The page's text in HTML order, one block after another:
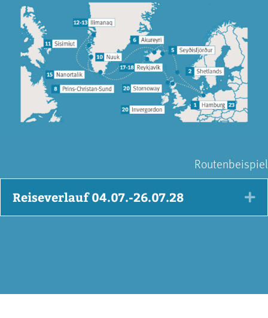
Routenbeispiel
Reiseverlauf 04.07.-26.07.28